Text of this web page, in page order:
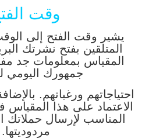
وقت
يشير وقت الفتح إلى
المتلقين بفتح نشرتك
المقياس بمعلومات جد
جمهورك اليومي
احتياجاتهم ورغباتهم.
الاعتماد على هذا المقياس
المناسب لإرسال حملاتك
مردوديتها.